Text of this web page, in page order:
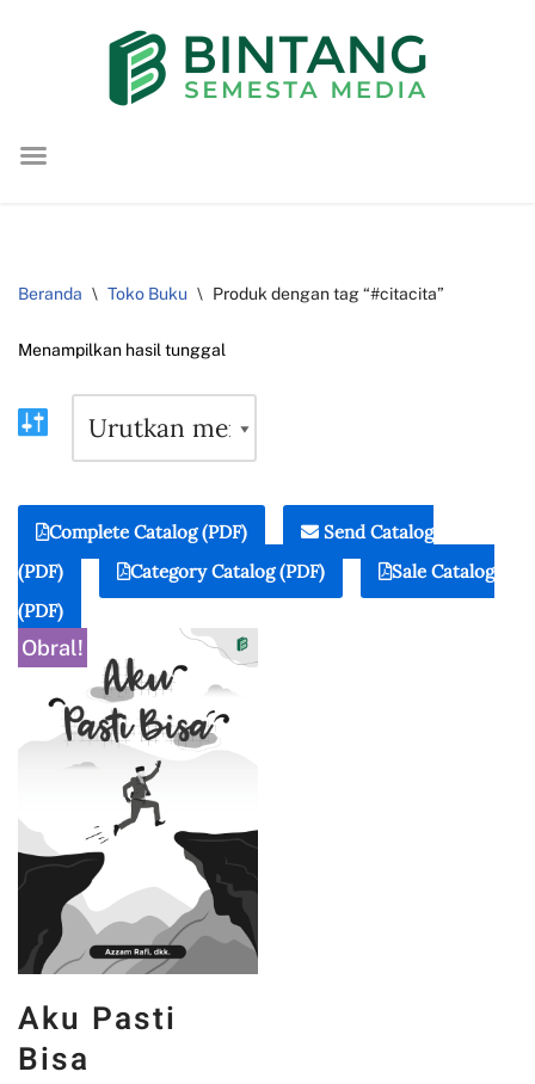
konten
Beranda \ Toko Buku \ Produk dengan tag “#citacita”
Menampilkan hasil tunggal
Complete Catalog (PDF)
Send Catalog
(PDF)
Category Catalog (PDF)
Sale Catalog
(PDF)
Obral!
Aku Pasti
Bisa